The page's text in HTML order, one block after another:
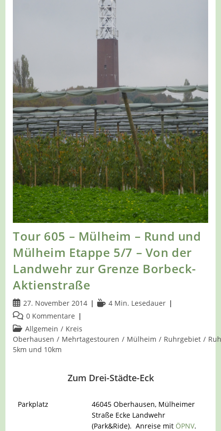
Flughafensiedlung
Tour 605 – Mülheim – Rund und
Mülheim Etappe 5/7 – Von der
Landwehr zur Grenze Borbeck-
Aktienstraße
Beitrag
veröffentlicht:
27. November 2014 Lesedauer:
4 Min. Lesedauer
Beitrags-
Kommentare:
0 Kommentare
Beitrags-
Kategorie:
Allgemein / Kreis
Oberhausen / Mehrtagestouren / Mülheim / Ruhrgebiet /
5km und 10km
Zum Drei-Städte-Eck
Parkplatz
46045 Oberhausen, Mülheimer
Straße Ecke Landwehr
(Park&Ride). Anreise mit ÖPNV.